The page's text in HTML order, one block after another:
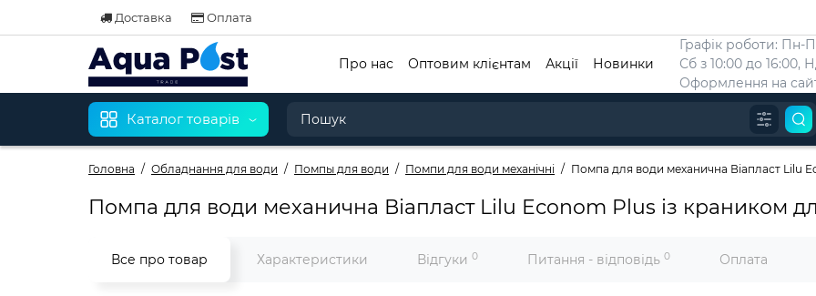
Доставка Оплата
Графік роботи: Пн-
Сб з 10:00 до 16:00,
Оформлення на
Про нас Оптовим клієнтам Акції Новинки
Каталог товарів
Головна Обладнання для води Помпы для води Помпи для води механічні Помпа для води механична Віапласт Lilu
Помпа для води механична Віапласт Lilu Econom Plus із краником
Все про товар Характеристики Відгуки 0 Питання - відповідь 0 Оплата